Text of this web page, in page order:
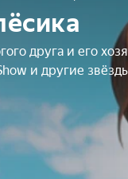
друга и его
и другие